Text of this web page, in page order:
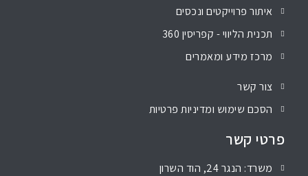
איתור פרוייקטים ונכסים
תכנית הליווי - קפריסין 360
מרכז מידע ומאמרים
צור קשר
הסכם שימוש ומדיניות פרטיות
פרטי קשר
משרד: הנגר 24, הוד השרון